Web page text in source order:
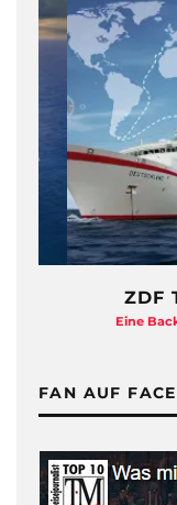
ZDF
Eine
FAN AUF